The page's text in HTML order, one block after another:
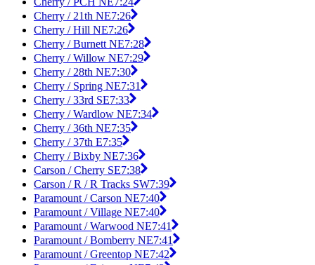
Cherry / 21th NE7:26
Cherry / Hill NE7:26
Cherry / Burnett NE7:28
Cherry / Willow NE7:29
Cherry / 28th NE7:30
Cherry / Spring NE7:31
Cherry / 33rd SE7:33
Cherry / Wardlow NE7:34
Cherry / 36th NE7:35
Cherry / 37th E7:35
Cherry / Bixby NE7:36
Carson / Cherry SE7:38
Carson / R / R Tracks SW7:39
Paramount / Carson NE7:40
Paramount / Village NE7:40
Paramount / Warwood NE7:41
Paramount / Bomberry NE7:41
Paramount / Greentop NE7:42